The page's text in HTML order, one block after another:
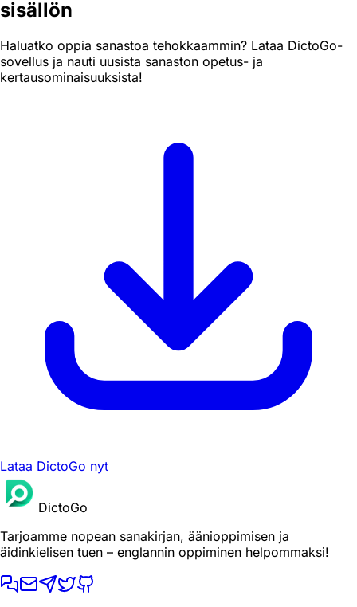
sisällön
Haluatko oppia sanastoa tehokkaammin? Lataa DictoGo-
sovellus ja nauti uusista sanaston opetus- ja
kertausominaisuuksista!
Lataa DictoGo nyt
DictoGo
Tarjoamme nopean sanakirjan, äänioppimisen ja
äidinkielisen tuen – englannin oppiminen helpommaksi!